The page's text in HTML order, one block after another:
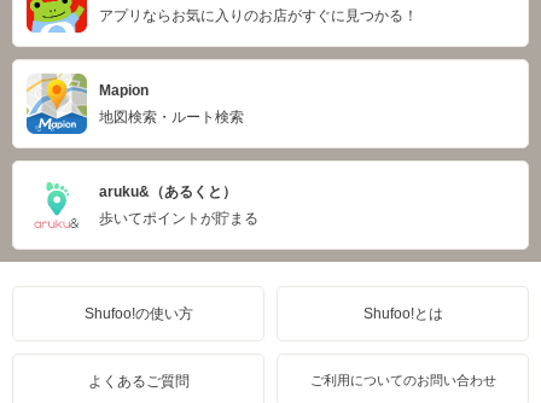
アプリならお気に入りのお店がすぐに見つかる！
Mapion
地図検索・ルート検索
aruku&（あるくと）
歩いてポイントが貯まる
Shufoo!の使い方 Shufoo!とは
よくあるご質問 ご利用についてのお問い合わせ